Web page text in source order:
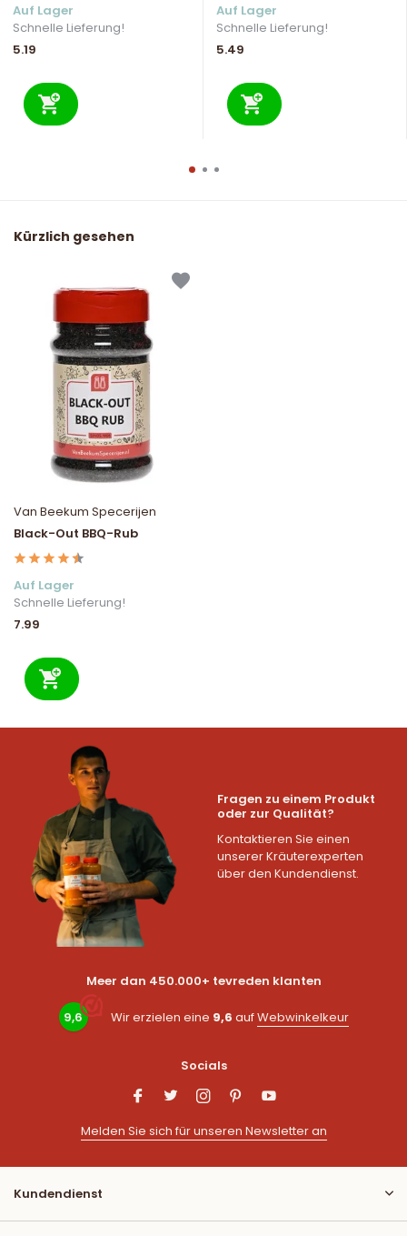
Auf Lager
Schnelle Lieferung!
5.19
Auf Lager
Schnelle Lieferung!
5.49
Kürzlich gesehen
Van Beekum Specerijen
Black-Out BBQ-Rub
Auf Lager
Schnelle Lieferung!
7.99
Fragen zu einem Produkt
oder zur Qualität?
Kontaktieren Sie einen
unserer Kräuterexperten
über den Kundendienst.
Meer dan 450.000+ tevreden klanten
9,6 Wir erzielen eine 9,6 aufWebwinkelkeur
Socials
Melden Sie sich für unseren Newsletter an
Kundendienst